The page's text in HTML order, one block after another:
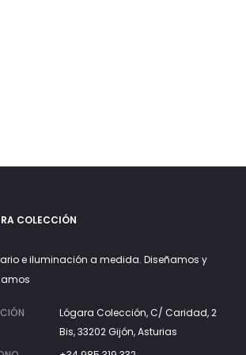
COLECCIÓN
e iluminación a medida. Diseñamos y
Lógara Colección, C/ Caridad, 2
Bis, 33202 Gijón, Asturias